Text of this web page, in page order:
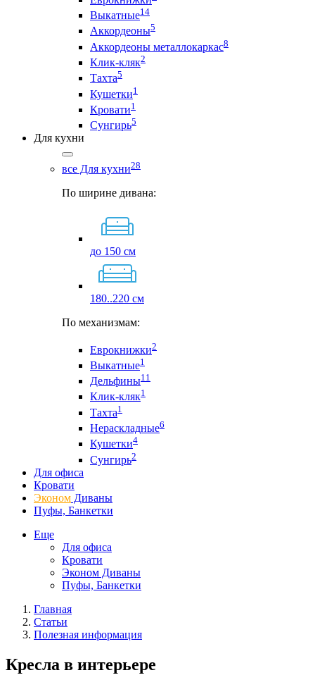
Выкатные14
Аккордеоны5
Аккордеоны металлокаркас8
Клик-кляк2
Тахта5
Кушетки1
Кровати1
Сунгирь5
Для кухни
все Для кухни28
По ширине дивана:
до 150 см
180..220 см
По механизмам:
Еврокнижки2
Выкатные1
Дельфины11
Клик-кляк1
Тахта1
Нераскладные6
Кушетки4
Сунгирь2
Для офиса
Кровати
Эконом Диваны
Пуфы, Банкетки
Еще
Для офиса
Кровати
Эконом Диваны
Пуфы, Банкетки
Главная
Статьи
Полезная информация
Кресла в интерьере